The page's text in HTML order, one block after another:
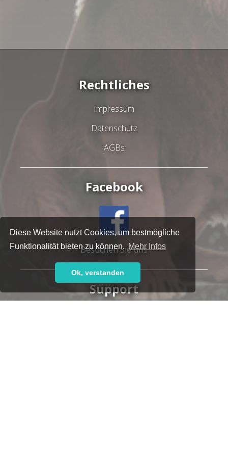
Diese Website nutzt Cookies, um bestmögliche
Funktionalität bieten zu können. Mehr Infos
Ok, verstanden
Rechtliches
Impressum
Datenschutz
AGBs
Facebook
Besuchen Sie uns
Support